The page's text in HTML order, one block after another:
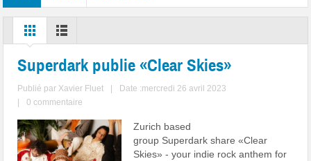
Superdark publie «Clear Skies»
Publié par Xavier Fluet
Date :mercredi 26 avril 2023
0 commentaire
Zurich based
group Superdark share «Clear
Skies» - your indie rock anthem for